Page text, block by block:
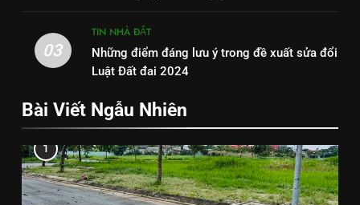
03
TIN NHÀ ĐẤT
Những điểm đáng lưu ý trong đề xuất sửa đổi
Luật Đất đai 2024
Bài Viết Ngẫu Nhiên
1